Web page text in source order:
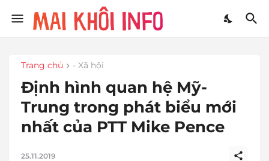
Trang chủ - Xã hội
Định hình quan hệ Mỹ-
Trung trong phát biểu mới
nhất của PTT Mike Pence
25.11.2019